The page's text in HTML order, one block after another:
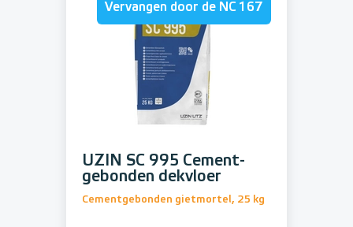
Vervangen door de NC 167
UZIN SC 995 Cement-
gebonden dekvloer
Cementgebonden gietmortel, 25 kg